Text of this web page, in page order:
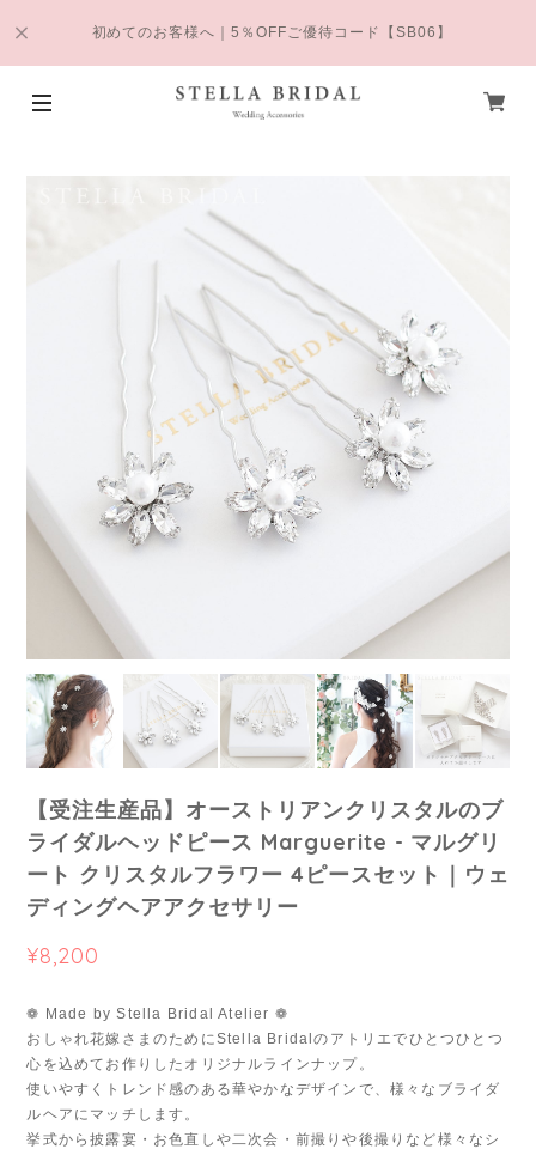
初めてのお客様へ｜5％OFFご優待コード【SB06】
【受注生産品】オーストリアンクリスタルのブ
ライダルヘッドピース Marguerite - マルグリ
ート クリスタルフラワー 4ピースセット｜ウェ
ディングヘアアクセサリー
¥8,200
❁ Made by Stella Bridal Atelier ❁
おしゃれ花嫁さまのためにStella Bridalのアトリエでひとつひとつ
心を込めてお作りしたオリジナルラインナップ。
使いやすくトレンド感のある華やかなデザインで、様々なブライダ
ルヘアにマッチします。
挙式から披露宴・お色直しや二次会・前撮りや後撮りなど様々なシ